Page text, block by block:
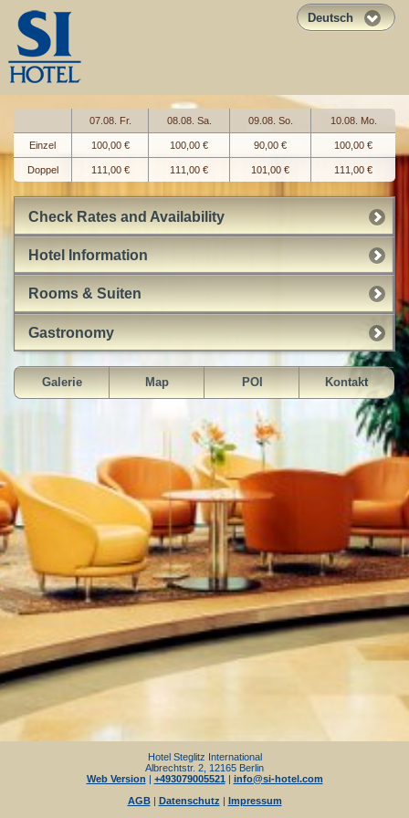
Deutsch
07.08. Fr. 08.08. Sa. 09.08. So. 10.08. Mo.
Einzel 100,00 € 100,00 € 90,00 € 100,00 €
Doppel 111,00 € 111,00 € 101,00 € 111,00 €
Check Rates and Availability
Hotel Information
Rooms & Suiten
Gastronomy
Galerie Map POI Kontakt
Hotel Steglitz International
Albrechtstr. 2, 12165 Berlin
Web Version | +493079005521 | info@si-hotel.com
AGB| Datenschutz | Impressum